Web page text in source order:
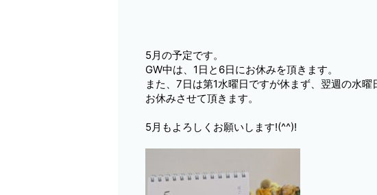
5月の予定です。
GW中は、1日と6日にお休みを頂きます。
また、7日は第1水曜日ですが休まず、翌週の水曜
お休みさせて頂きます。
5月もよろしくお願いします!(^^)!